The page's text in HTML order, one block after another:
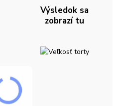
Výsledok sa
zobrazí tu